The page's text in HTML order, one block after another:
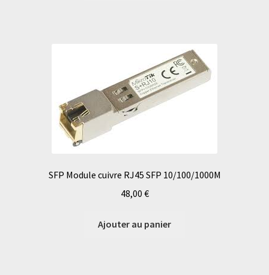
SFP Module cuivre RJ45 SFP 10/100/1000M
48,00 €
Ajouter au panier